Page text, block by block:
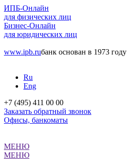
ИПБ-Онлайн
для физических лиц
Бизнес-Онлайн
для юридических лиц
www.ipb.ruбанк основан в 1973 году
Ru
Eng
+7 (495) 411 00 00
Заказать обратный звонок
Офисы, банкоматы
МЕНЮ
МЕНЮ